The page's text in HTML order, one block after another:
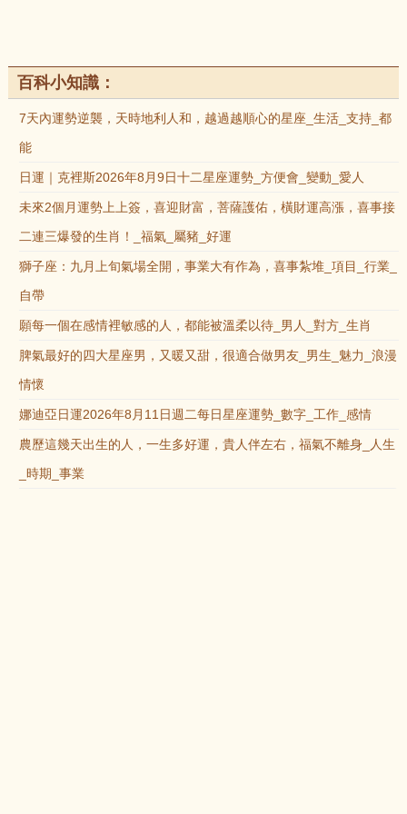
百科小知識：
7天內運勢逆襲，天時地利人和，越過越順心的星座_生活_支持_都
能
日運｜克裡斯2026年8月9日十二星座運勢_方便會_變動_愛人
未來2個月運勢上上簽，喜迎財富，菩薩護佑，橫財運高漲，喜事接
二連三爆發的生肖！_福氣_屬豬_好運
獅子座：九月上旬氣場全開，事業大有作為，喜事紮堆_項目_行業_
自帶
願每一個在感情裡敏感的人，都能被溫柔以待_男人_對方_生肖
脾氣最好的四大星座男，又暖又甜，很適合做男友_男生_魅力_浪漫
情懷
娜迪亞日運2026年8月11日週二每日星座運勢_數字_工作_感情
農歷這幾天出生的人，一生多好運，貴人伴左右，福氣不離身_人生
_時期_事業